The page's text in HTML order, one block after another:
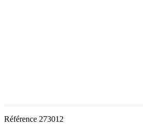
Référence 273012